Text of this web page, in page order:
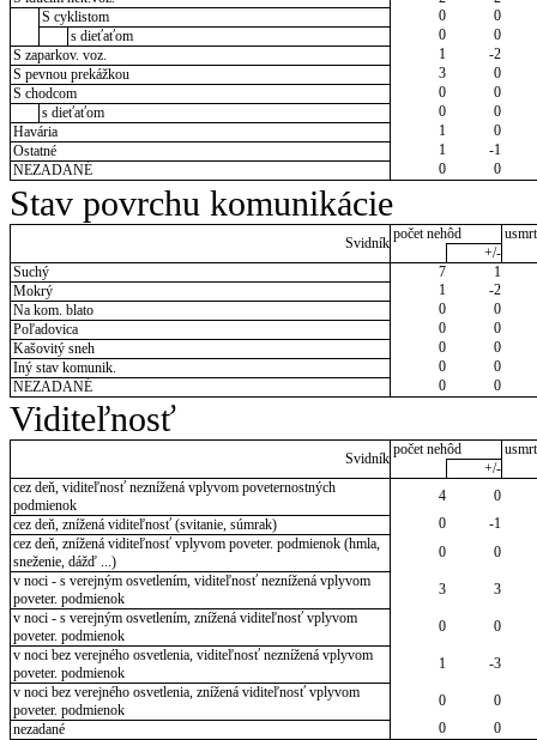
S cyklistom
0
0
s dieťaťom
0
0
S zaparkov. voz.
1
-2
S pevnou prekážkou
3
0
S chodcom
0
0
s dieťaťom
0
0
Havária
1
0
Ostatné
1
-1
NEZADANÉ
0 0
Stav povrchu komunikácie
Svidník
počet nehôd
+/-
Suchý
7
1
Mokrý
1
-2
Na kom. blato
0
0
Poľadovica
0
0
Kašovitý sneh
0
0
Iný stav komunik.
0
0
NEZADANÉ
0 0
Viditeľnosť
Svidník
počet nehôd
+/-
cez deň, viditeľnosť neznížená vplyvom poveternostných
podmienok
4
0
cez deň, znížená viditeľnosť (svitanie, súmrak)
0
-1
cez deň, znížená viditeľnosť vplyvom poveter. podmienok (hmla,
sneženie, dážď ...)
0
0
v noci - s verejným osvetlením, viditeľnosť neznížená vplyvom
poveter. podmienok
3
3
v noci - s verejným osvetlením, znížená viditeľnosť vplyvom
poveter. podmienok
0
0
v noci bez verejného osvetlenia, viditeľnosť neznížená vplyvom
poveter. podmienok
1
-3
v noci bez verejného osvetlenia, znížená viditeľnosť vplyvom
poveter. podmienok
0
0
nezadané
0 0